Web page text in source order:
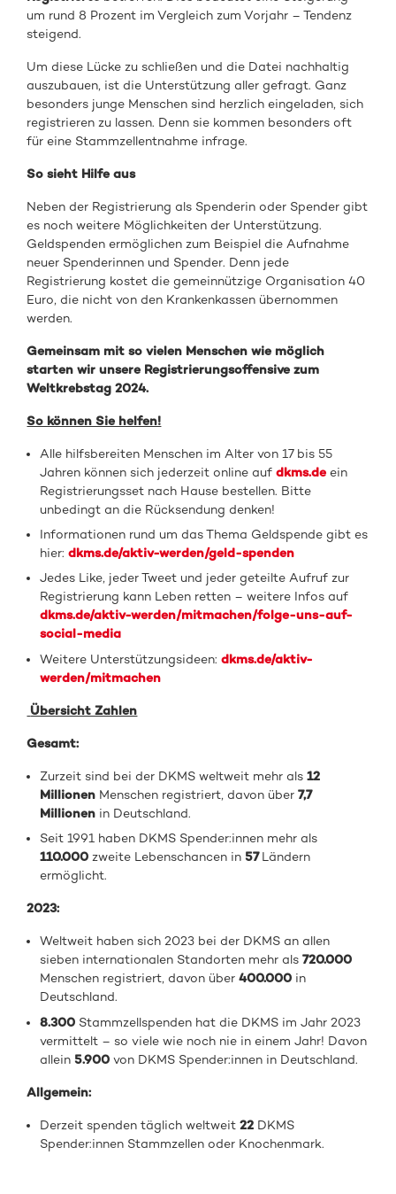
um rund 8 Prozent im Vergleich zum Vorjahr – Tendenz
steigend.
Um diese Lücke zu schließen und die Datei nachhaltig
auszubauen, ist die Unterstützung aller gefragt. Ganz
besonders junge Menschen sind herzlich eingeladen, sich
registrieren zu lassen. Denn sie kommen besonders oft
für eine Stammzellentnahme infrage.
So sieht Hilfe aus
Neben der Registrierung als Spenderin oder Spender gibt
es noch weitere Möglichkeiten der Unterstützung.
Geldspenden ermöglichen zum Beispiel die Aufnahme
neuer Spenderinnen und Spender. Denn jede
Registrierung kostet die gemeinnützige Organisation 40
Euro, die nicht von den Krankenkassen übernommen
werden.
Gemeinsam mit so vielen Menschen wie möglich
starten wir unsere Registrierungsoffensive zum
Weltkrebstag 2024.
So können Sie helfen!
Alle hilfsbereiten Menschen im Alter von 17 bis 55
Jahren können sich jederzeit online auf dkms.deein
Registrierungsset nach Hause bestellen. Bitte
unbedingt an die Rücksendung denken!
Informationen rund um das Thema Geldspende gibt es
hier: dkms.de/aktiv-werden/geld-spenden
Jedes Like, jeder Tweet und jeder geteilte Aufruf zur
Registrierung kann Leben retten – weitere Infos auf
dkms.de/aktiv-werden/mitmachen/folge-uns-auf-
social-media
Weitere Unterstützungsideen: dkms.de/aktiv-
werden/mitmachen
Übersicht Zahlen
Gesamt:
Zurzeit sind bei der DKMS weltweit mehr als 12
MillionenMenschen registriert, davon über 7,7
Millionenin Deutschland.
Seit 1991 haben DKMS Spender:innen mehr als
110.000 zweite Lebenschancen in 57Ländern
ermöglicht.
2023:
Weltweit haben sich 2023 bei der DKMS an allen
sieben internationalen Standorten mehr als720.000
Menschen registriert, davon über 400.000in
Deutschland.
8.300Stammzellspenden hat die DKMS im Jahr 2023
vermittelt – so viele wie noch nie in einem Jahr! Davon
allein 5.900von DKMS Spender:innen in Deutschland.
Allgemein:
Derzeit spenden täglich weltweit 22DKMS
Spender:innen Stammzellen oder Knochenmark.